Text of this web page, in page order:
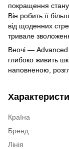
покращення стану
Він робить її
від щоденних
тривале
Вночі — Advanced
глибоко живить
наповненою,
Країна
Бренд
Лінія